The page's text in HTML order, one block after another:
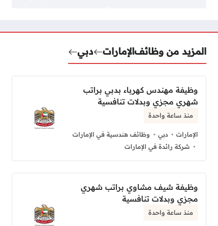
المزيد من وظائفالإمارات دبي
وظيفة مهندس كهرباء بدبي براتب
شهري مجزي وبدلات تنافسية
منذ ساعة واحدة
الإمارات دبي
وظائف هندسية في الإمارات
شركة رائدة في الإمارات
وظيفة شيف مشاوي براتب شهري
مجزي وبدلات تنافسية
منذ ساعة واحدة